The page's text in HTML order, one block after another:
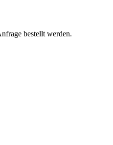
bestellt werden.